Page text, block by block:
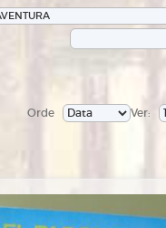
Ver:
Orde